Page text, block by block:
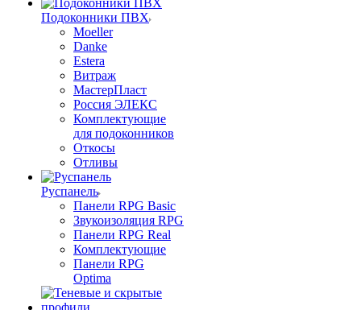
Подоконники ПВХ
Moeller
Danke
Estera
Витраж
МастерПласт
Россия ЭЛЕКС
Комплектующие
для подоконников
Откосы
Отливы
Руспанель
Панели RPG Basic
Звукоизоляция RPG
Панели RPG Real
Комплектующие
Панели RPG
Optima